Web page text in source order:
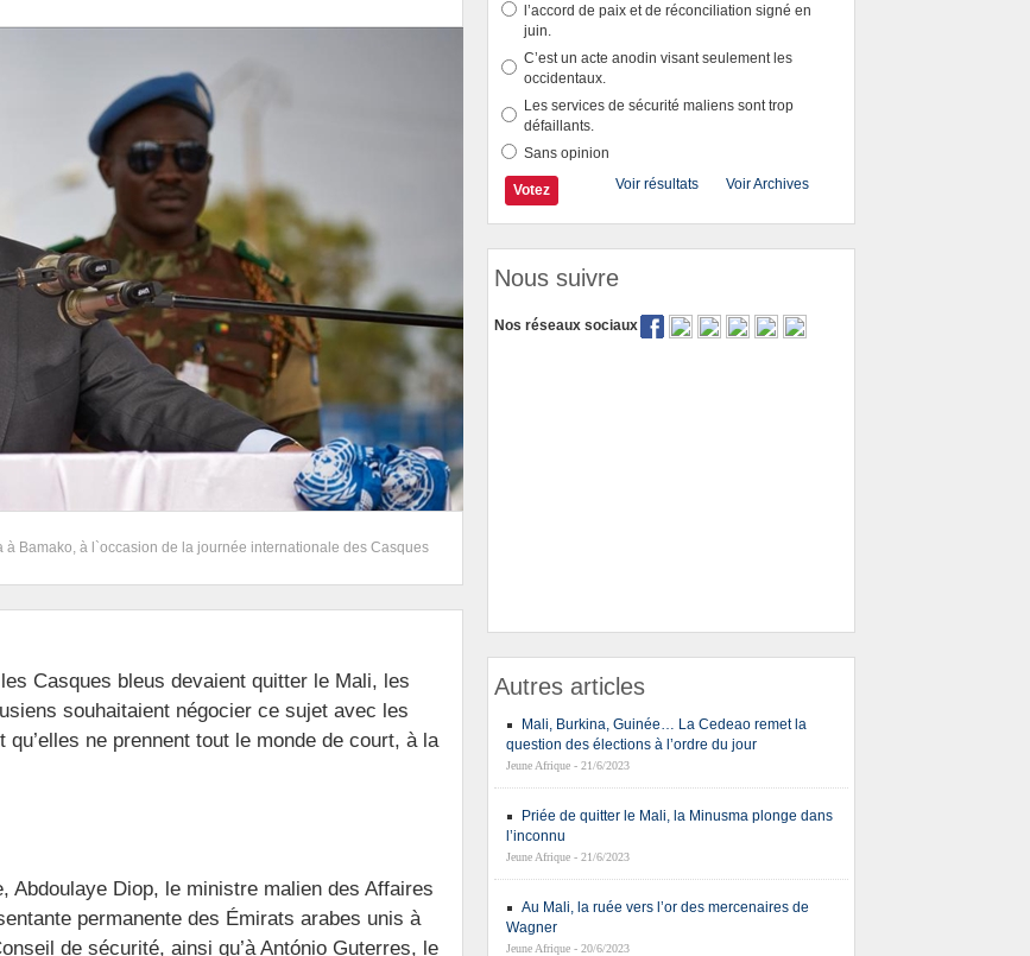
Bamako, à l`occasion de la journée internationale des Casques
Casques bleus devaient quitter le Mali, les
souhaitaient négocier ce sujet avec les
ne prennent tout le monde de court, à la
Diop, le ministre malien des Affaires
permanente des Émirats arabes unis à
de sécurité, ainsi qu’à António Guterres, le
l’accord de paix et de réconciliation signé en
juin.
C’est un acte anodin visant seulement les
occidentaux.
Les services de sécurité maliens sont trop
défaillants.
Sans opinion
Voir résultats
Voir Archives
Nous suivre
Nos réseaux sociaux
Autres articles
Mali, Burkina, Guinée… La Cedeao remet la
question des élections à l’ordre du jour
Jeune Afrique - 21/6/2023
Priée de quitter le Mali, la Minusma plonge dans
l’inconnu
Jeune Afrique - 21/6/2023
Au Mali, la ruée vers l’or des mercenaires de
Wagner
Jeune Afrique - 20/6/2023